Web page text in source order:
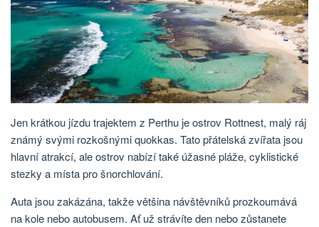
Jen krátkou jízdu trajektem z Perthu je ostrov Rottnest, malý ráj
známý svými rozkošnými quokkas. Tato přátelská zvířata jsou
hlavní atrakcí, ale ostrov nabízí také úžasné pláže, cyklistické
stezky a místa pro šnorchlování.
Auta jsou zakázána, takže většina návštěvníků prozkoumává
na kole nebo autobusem. Ať už strávíte den nebo zůstanete